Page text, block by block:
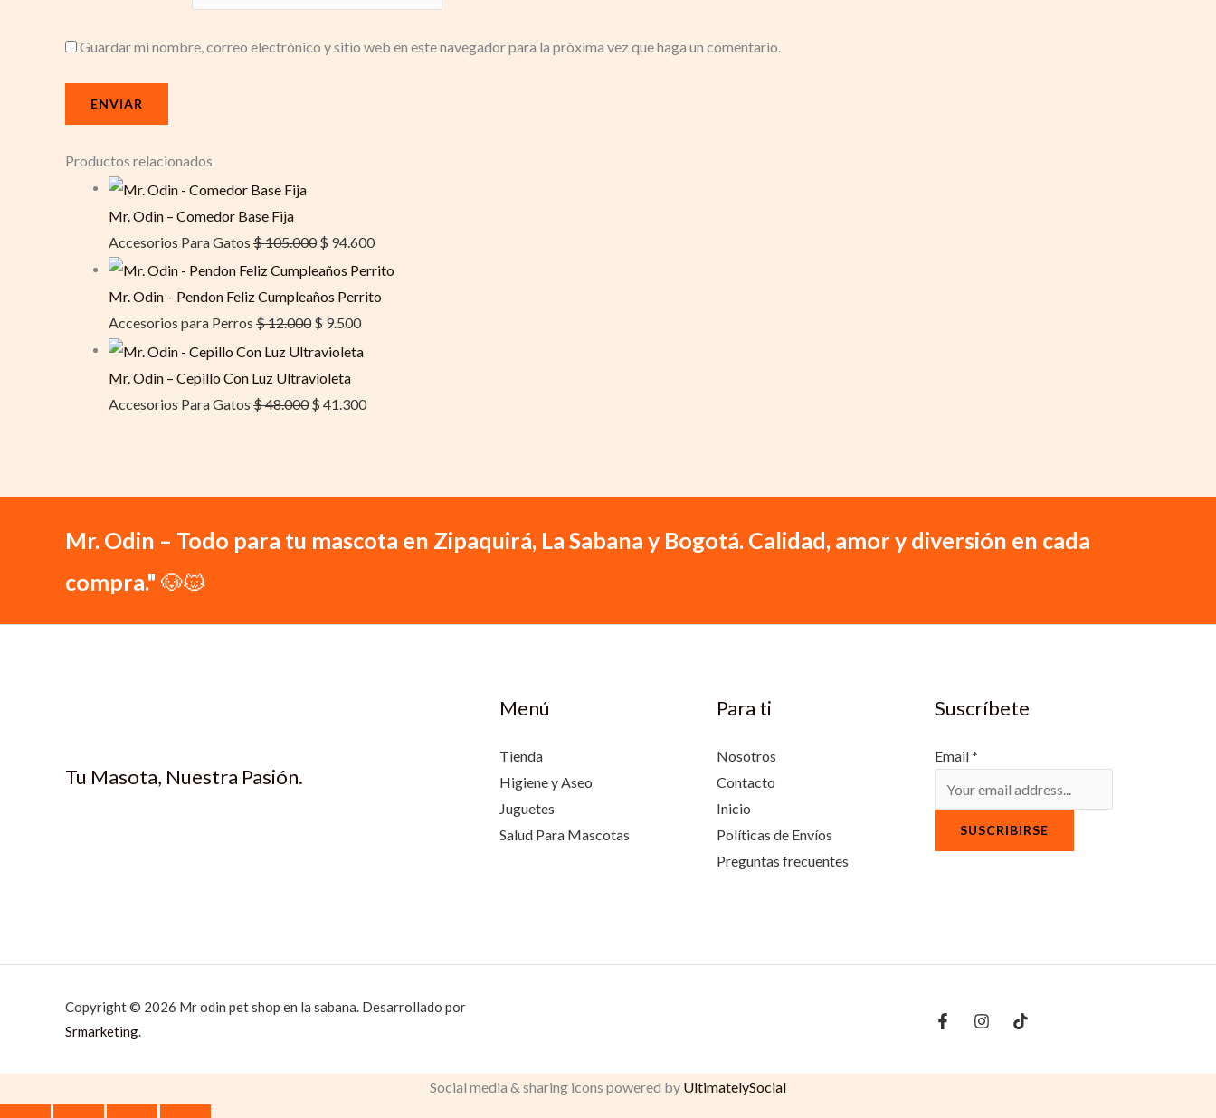
Guardar mi nombre, correo electrónico y sitio web en este navegador para la próxima vez que haga un comentario.
Productos relacionados
Mr. Odin – Comedor Base Fija
Accesorios Para Gatos $105.000 $ 94.600
Mr. Odin – Pendon Feliz Cumpleaños Perrito
Accesorios para Perros $12.000 $ 9.500
Mr. Odin – Cepillo Con Luz Ultravioleta
Accesorios Para Gatos $48.000 $ 41.300
Mr. Odin – Todo para tu mascota en Zipaquirá, La Sabana y Bogotá. Calidad, amor y diversión en cada
compra." 🐶🐱
Tu Masota, Nuestra Pasión.
Menú
Tienda
Higiene y Aseo
Juguetes
Salud Para Mascotas
Para ti
Nosotros
Contacto
Inicio
Políticas de Envíos
Preguntas frecuentes
Suscríbete
Email*
SUSCRIBIRSE
Copyright © 2026 Mr odin pet shop en la sabana. Desarrollado por
Srmarketing
Social media & sharing icons powered by UltimatelySocial